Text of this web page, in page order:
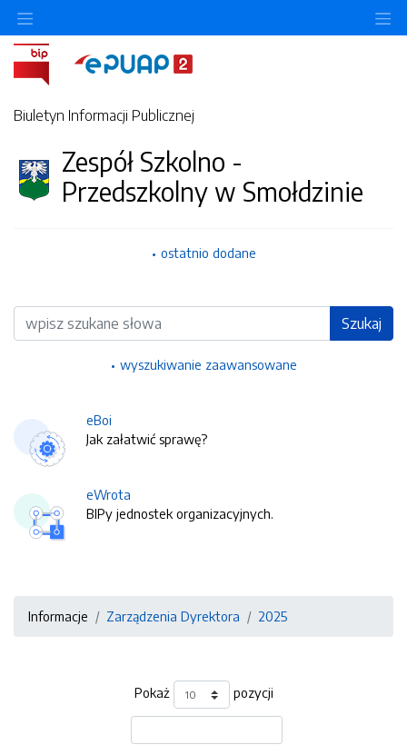
Biuletyn Informacji Publicznej
Zespół Szkolno -
Przedszkolny w Smołdzinie
ostatnio dodane
Wyszukiwarka Szukaj
wyszukiwanie zaawansowane
eBoi
Jak załatwić sprawę?
eWrota
BIPy jednostek organizacyjnych.
Informacje Zarządzenia Dyrektora 2025
Pokaż pozycji